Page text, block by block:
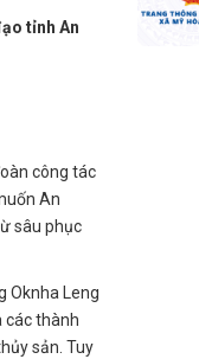
tỉnh An
công tác
An
sâu phục
Oknha Leng
các thành
sản. Tuy